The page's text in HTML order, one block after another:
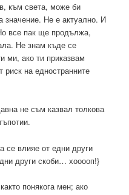
към света, може би
значение. Не е актуално. И
все пак ще продължа,
Не знам къде се
ми, ако ти приказвам
риск на едностранните
не съм казвал толкова
влияе от едни други
други скоби… хооооп!}
понякога мен; ако